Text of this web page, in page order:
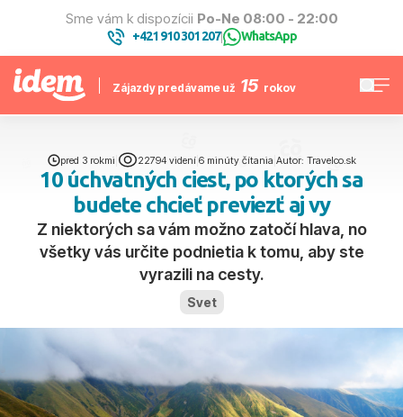
Sme vám k dispozícii Po-Ne 08:00 - 22:00
+421 910 301 207| WhatsApp
Zájazdy predávame už 15 rokov
pred 3 rokmi 22794 videní| 6 minúty čítania Autor: Travelco.sk
10 úchvatných ciest, po ktorých sa
budete chcieť previezť aj vy
Z niektorých sa vám možno zatočí hlava, no
všetky vás určite podnietia k tomu, aby ste
vyrazili na cesty.
Svet